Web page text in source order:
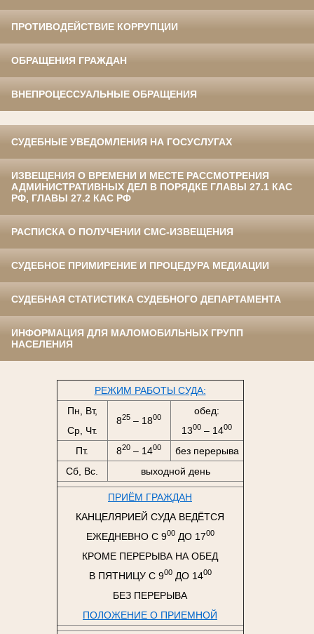
ПРОТИВОДЕЙСТВИЕ КОРРУПЦИИ
ОБРАЩЕНИЯ ГРАЖДАН
ВНЕПРОЦЕССУАЛЬНЫЕ ОБРАЩЕНИЯ
СУДЕБНЫЕ УВЕДОМЛЕНИЯ НА ГОСУСЛУГАХ
ИЗВЕЩЕНИЯ О ВРЕМЕНИ И МЕСТЕ РАССМОТРЕНИЯ
АДМИНИСТРАТИВНЫХ ДЕЛ В ПОРЯДКЕ ГЛАВЫ 27.1 КАС
РФ, ГЛАВЫ 27.2 КАС РФ
РАСПИСКА О ПОЛУЧЕНИИ СМС-ИЗВЕЩЕНИЯ
СУДЕБНОЕ ПРИМИРЕНИЕ И ПРОЦЕДУРА МЕДИАЦИИ
СУДЕБНАЯ СТАТИСТИКА СУДЕБНОГО ДЕПАРТАМЕНТА
ИНФОРМАЦИЯ ДЛЯ МАЛОМОБИЛЬНЫХ ГРУПП
НАСЕЛЕНИЯ
РЕЖИМ РАБОТЫ СУДА:
Пн, Вт,
Ср, Чт.
825 – 1800
обед:
1300 – 1400
Пт. 820 – 1400
без перерыва
Сб, Вс.
выходной день
ПРИЁМ ГРАЖДАН
КАНЦЕЛЯРИЕЙ СУДА ВЕДЁТСЯ
ЕЖЕДНЕВНО С 900ДО 1700
КРОМЕ ПЕРЕРЫВА НА ОБЕД
В ПЯТНИЦУ С 900ДО 1400
БЕЗ ПЕРЕРЫВА
ПОЛОЖЕНИЕ О ПРИЕМНОЙ